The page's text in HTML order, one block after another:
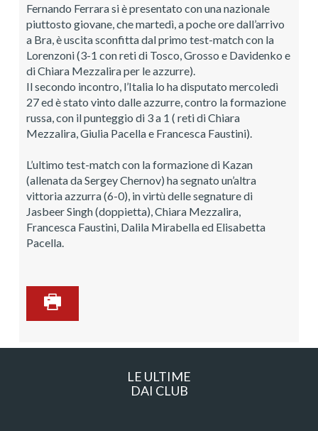
Fernando Ferrara si è presentato con una nazionale
piuttosto giovane, che martedì, a poche ore dall’arrivo
a Bra, è uscita sconfitta dal primo test-match con la
Lorenzoni (3-1 con reti di Tosco, Grosso e Davidenko e
di Chiara Mezzalira per le azzurre).
Il secondo incontro, l’Italia lo ha disputato mercoledì
27 ed è stato vinto dalle azzurre, contro la formazione
russa, con il punteggio di 3 a 1 ( reti di Chiara
Mezzalira, Giulia Pacella e Francesca Faustini).
L’ultimo test-match con la formazione di Kazan
(allenata da Sergey Chernov) ha segnato un’altra
vittoria azzurra (6-0), in virtù delle segnature di
Jasbeer Singh (doppietta), Chiara Mezzalira,
Francesca Faustini, Dalila Mirabella ed Elisabetta
Pacella.
LE ULTIME
DAI CLUB